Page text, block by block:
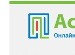
кредитними
телефонних
банківської